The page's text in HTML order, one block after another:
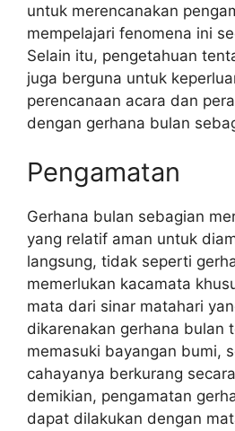
untuk merencanakan
mempelajari fenomena ini
Selain itu, pengetahuan
juga berguna untuk
perencanaan acara dan
dengan gerhana bulan
Pengamatan
Gerhana bulan sebagian
yang relatif aman untuk
langsung, tidak seperti
memerlukan kacamata
mata dari sinar matahari
dikarenakan gerhana bulan
memasuki bayangan bumi,
cahayanya berkurang
demikian, pengamatan
dapat dilakukan dengan